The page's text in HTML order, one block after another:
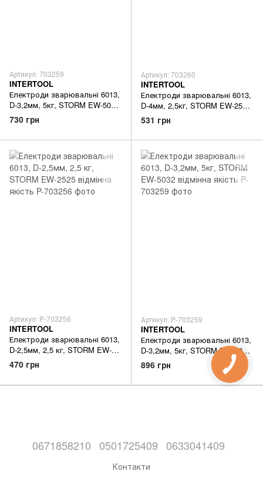
Артикул: 703259
INTERTOOL
Електроди зварювальні 6013,
D-3,2мм, 5кг, STORM EW-5032
відмінна якість
730 грн
Артикул: 703260
INTERTOOL
Електроди зварювальні 6013,
D-4мм, 2,5кг, STORM EW-2540
відмінна якість
531 грн
Артикул: P-703256
INTERTOOL
Електроди зварювальні 6013,
D-2,5мм, 2,5 кг, STORM EW-
2525 відмінна якість
470 грн
Артикул: P-703259
INTERTOOL
Електроди зварювальні 6013,
D-3,2мм, 5кг, STORM EW-5032
відмінна якість
896 грн
0671858210 0501725409 0633041409
Контакти